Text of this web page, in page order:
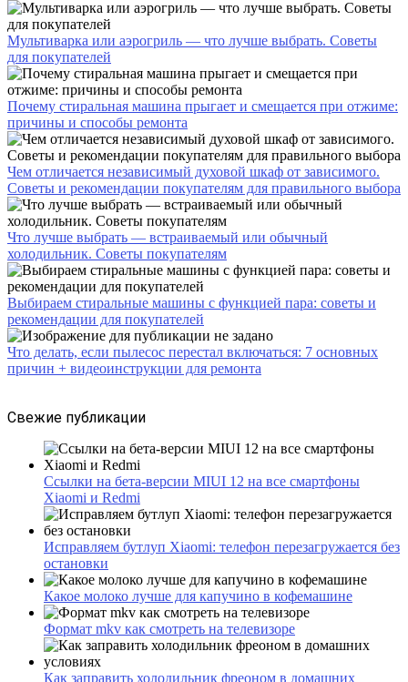
Мультиварка или аэрогриль — что лучше выбрать. Советы
для покупателей
Почему стиральная машина прыгает и смещается при отжиме:
причины и способы ремонта
Чем отличается независимый духовой шкаф от зависимого.
Советы и рекомендации покупателям для правильного выбора
Что лучше выбрать — встраиваемый или обычный
холодильник. Советы покупателям
Выбираем стиральные машины с функцией пара: советы и
рекомендации для покупателей
Что делать, если пылесос перестал включаться: 7 основных
причин + видеоинструкции для ремонта
Свежие публикации
Ссылки на бета-версии MIUI 12 на все смартфоны
Xiaomi и Redmi
Исправляем бутлуп Xiaomi: телефон перезагружается без
остановки
Какое молоко лучше для капучино в кофемашине
Формат mkv как смотреть на телевизоре
Как заправить холодильник фреоном в домашних